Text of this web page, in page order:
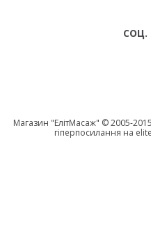
СОЦ.
Магазин "EлітМасаж" © 2005-
гіперпосилання на